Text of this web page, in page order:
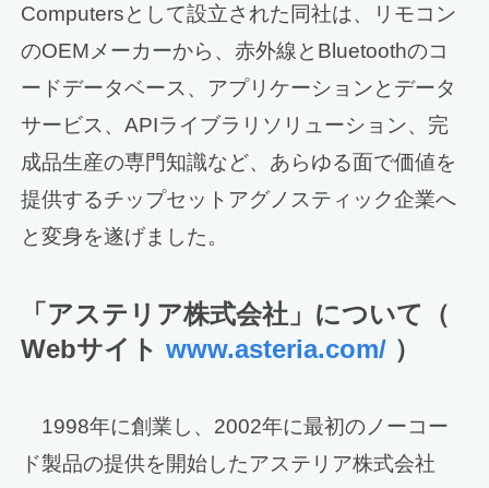
Computersとして設立された同社は、リモコン
のOEMメーカーから、赤外線とBluetoothのコ
ードデータベース、アプリケーションとデータ
サービス、APIライブラリソリューション、完
成品生産の専門知識など、あらゆる面で価値を
提供するチップセットアグノスティック企業へ
と変身を遂げました。
「アステリア株式会社」について（
Webサイトwww.asteria.com/ ）
1998年に創業し、2002年に最初のノーコー
ド製品の提供を開始したアステリア株式会社